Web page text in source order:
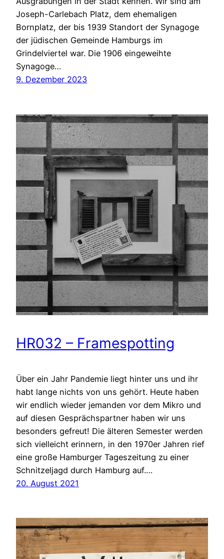
Joseph-Carlebach Platz, dem ehemaligen
Bornplatz, der bis 1939 Standort der Synagoge
der jüdischen Gemeinde Hamburgs im
Grindelviertel war. Die 1906 eingeweihte
Synagoge…
9. Dezember 2023
HR032 – Framespotting
Über ein Jahr Pandemie liegt hinter uns und ihr
habt lange nichts von uns gehört. Heute haben
wir endlich wieder jemanden vor dem Mikro und
auf diesen Gesprächspartner haben wir uns
besonders gefreut! Die älteren Semester werden
sich vielleicht erinnern, in den 1970er Jahren rief
eine große Hamburger Tageszeitung zu einer
Schnitzeljagd durch Hamburg auf.…
20. August 2021